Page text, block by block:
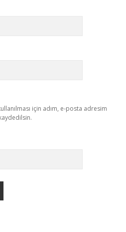
için adım, e-posta adresim